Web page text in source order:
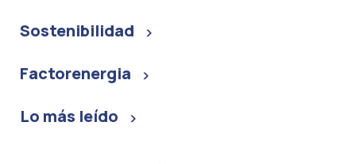
Sostenibilidad
Factorenergia
Lo más leído